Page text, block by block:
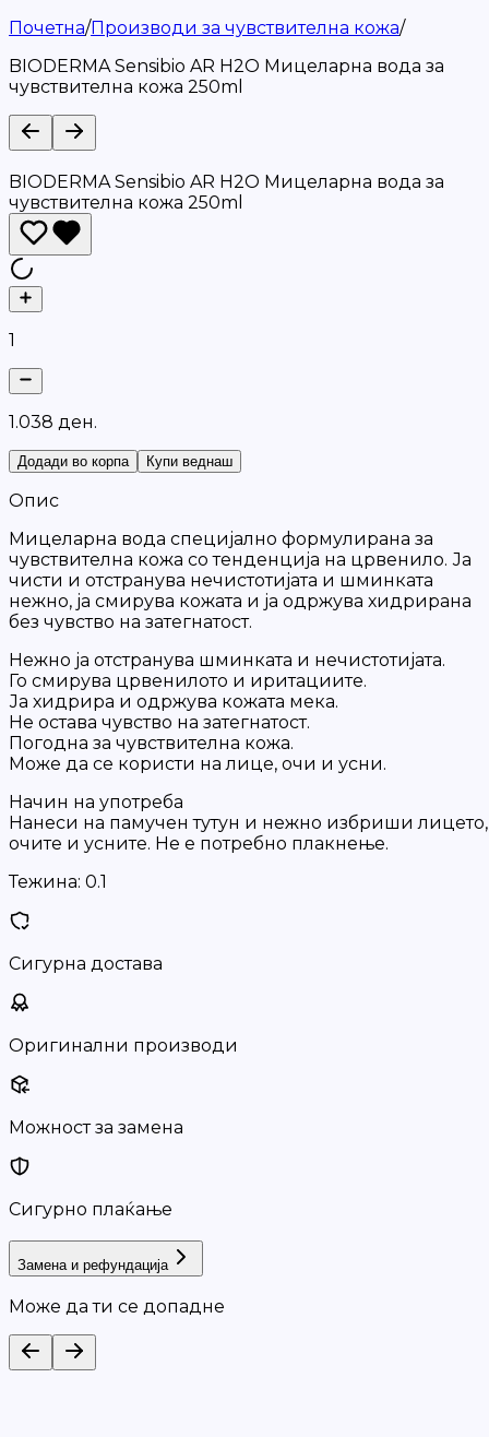
Почетна/Производи за чувствителна кожа/
BIODERMA Sensibio AR H2O Мицеларна вода за
чувствителна кожа 250ml
BIODERMA Sensibio AR H2O Мицеларна вода за
чувствителна кожа 250ml
1
1.038 ден.
Додади во корпа Купи веднаш
Опис
Мицеларна вода специјално формулирана за
чувствителна кожа со тенденција на црвенило. Ја
чисти и отстранува нечистотијата и шминката
нежно, ја смирува кожата и ја одржува хидрирана
без чувство на затегнатост.
Нежно ја отстранува шминката и нечистотијата.
Го смирува црвенилото и иритациите.
Ја хидрира и одржува кожата мека.
Не остава чувство на затегнатост.
Погодна за чувствителна кожа.
Може да се користи на лице, очи и усни.
Начин на употреба
Нанеси на памучен тутун и нежно избриши лицето,
очите и усните. Не е потребно плакнење.
Тежина: 0.1
Сигурна достава
Оригинални производи
Можност за замена
Сигурно плаќање
Замена и рефундација
Може да ти се допадне